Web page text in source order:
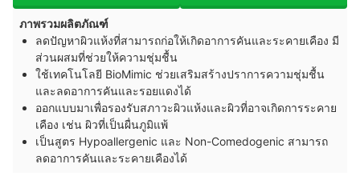
ภาพรวมผลิตภัณฑ์
ลดปัญหาผิวแห้งที่สามารถก่อให้เกิดอาการคันและระคายเคือง มี
ส่วนผสมที่ช่วยให้ความชุ่มชื้น
ใช้เทคโนโลยี BioMimic ช่วยเสริมสร้างปราการความชุ่มชื้น
และลดอาการคันและรอยแดงได้
ออกแบบมาเพื่อรองรับสภาวะผิวแห้งและผิวที่อาจเกิดการระคาย
เคือง เช่น ผิวที่เป็นผื่นภูมิแพ้
เป็นสูตร Hypoallergenic และ Non-Comedogenic สามารถ
ลดอาการคันและระคายเคืองได้